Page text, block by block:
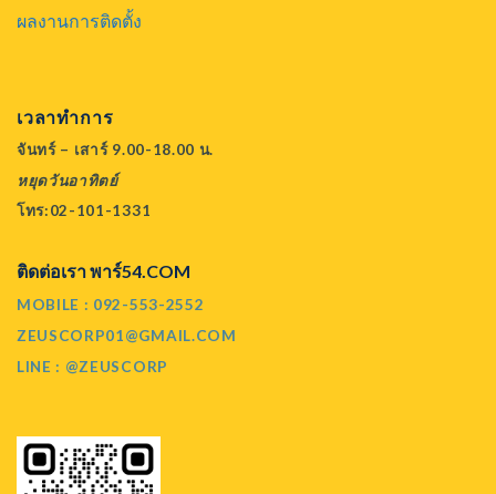
ผลงานการติดตั้ง
เวลาทำการ
จันทร์ – เสาร์ 9.00-18.00 น.
หยุดวันอาทิตย์
โทร:02-101-1331
ติดต่อเรา พาร์54.COM
MOBILE : 092-553-2552
ZEUSCORP01@GMAIL.COM
LINE : @ZEUSCORP